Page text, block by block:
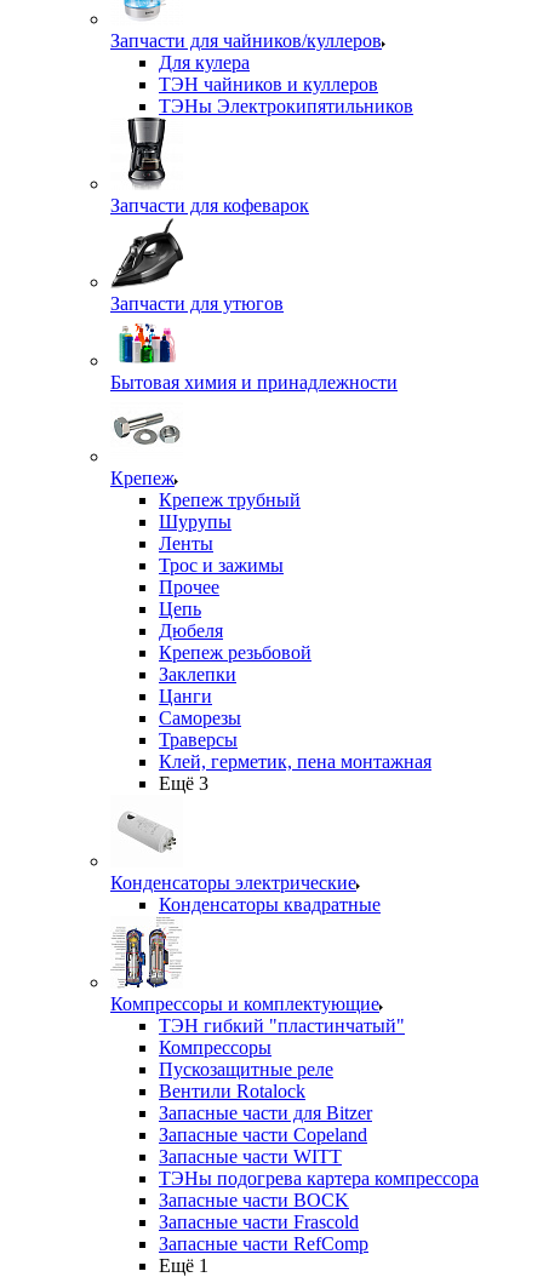
Запчасти для чайников/куллеров
Для кулера
ТЭН чайников и куллеров
ТЭНы Электрокипятильников
Запчасти для кофеварок
Запчасти для утюгов
Бытовая химия и принадлежности
Крепеж
Крепеж трубный
Шурупы
Ленты
Трос и зажимы
Прочее
Цепь
Дюбеля
Крепеж резьбовой
Заклепки
Цанги
Саморезы
Траверсы
Клей, герметик, пена монтажная
Ещё 3
Конденсаторы электрические
Конденсаторы квадратные
Компрессоры и комплектующие
ТЭН гибкий "пластинчатый"
Компрессоры
Пускозащитные реле
Вентили Rotalock
Запасные части для Bitzer
Запасные части Copeland
Запасные части WITT
ТЭНы подогрева картера компрессора
Запасные части BOCK
Запасные части Frascold
Запасные части RefComp
Ещё 1